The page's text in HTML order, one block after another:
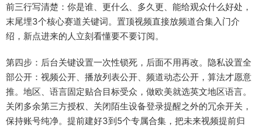
前三行写清楚：你是谁、更什么、多久更、能给观众什么好处，
末尾埋3个核心赛道关键词。置顶视频直接放频道合集入门介
绍，新点进来的人立刻看懂要不要订阅。
第四步：后台关键设置一次性锁死，后面不用再改。隐私设置全
部公开：视频公开、播放列表公开、频道动态公开，算法才愿意
推。地区、语言固定贴合目标受众，做欧美就选英文地区语言。
关闭多余第三方授权、关闭陌生设备登录提醒之外的冗余开关，
保持账号纯净。提前建好3到5个专属合集，把未来视频提前归